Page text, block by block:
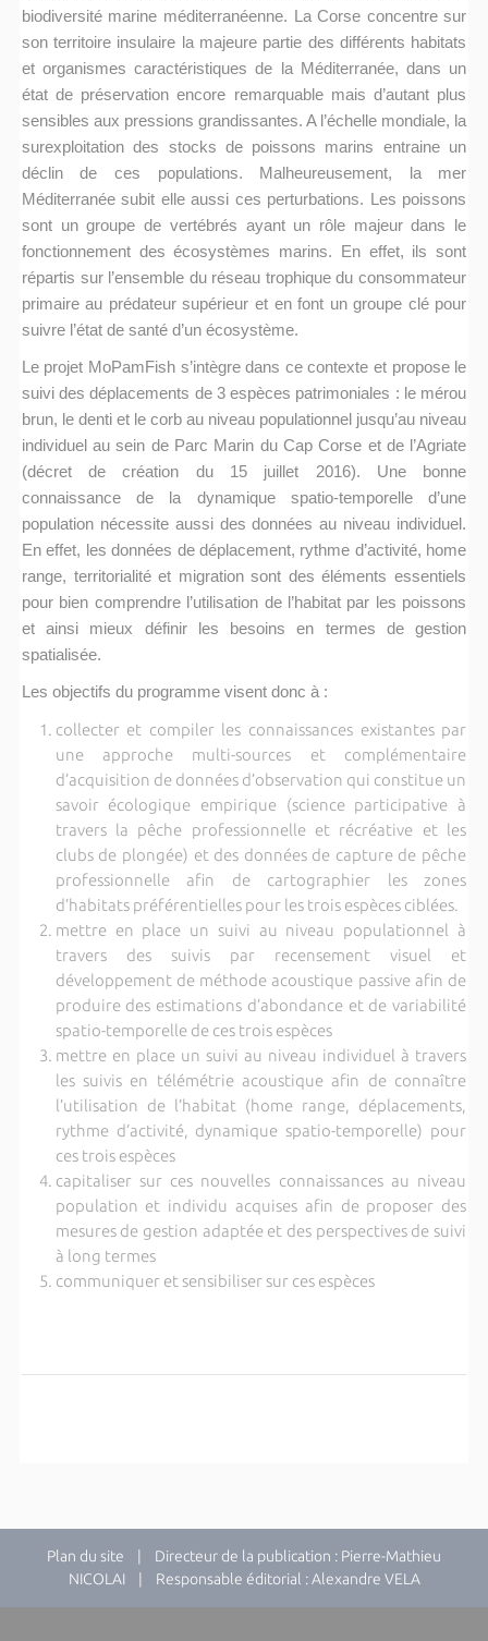
biodiversité marine méditerranéenne. La Corse concentre sur
son territoire insulaire la majeure partie des différents habitats
et organismes caractéristiques de la Méditerranée, dans un
état de préservation encore remarquable mais d’autant plus
sensibles aux pressions grandissantes. A l’échelle mondiale, la
surexploitation des stocks de poissons marins entraine un
déclin de ces populations. Malheureusement, la mer
Méditerranée subit elle aussi ces perturbations. Les poissons
sont un groupe de vertébrés ayant un rôle majeur dans le
fonctionnement des écosystèmes marins. En effet, ils sont
répartis sur l’ensemble du réseau trophique du consommateur
primaire au prédateur supérieur et en font un groupe clé pour
suivre l’état de santé d’un écosystème.
Le projet MoPamFish s’intègre dans ce contexte et propose le
suivi des déplacements de 3 espèces patrimoniales : le mérou
brun, le denti et le corb au niveau populationnel jusqu’au niveau
individuel au sein de Parc Marin du Cap Corse et de l’Agriate
(décret de création du 15 juillet 2016). Une bonne
connaissance de la dynamique spatio-temporelle d’une
population nécessite aussi des données au niveau individuel.
En effet, les données de déplacement, rythme d’activité, home
range, territorialité et migration sont des éléments essentiels
pour bien comprendre l’utilisation de l’habitat par les poissons
et ainsi mieux définir les besoins en termes de gestion
spatialisée.
Les objectifs du programme visent donc à :
collecter et compiler les connaissances existantes par
une approche multi-sources et complémentaire
d’acquisition de données d’observation qui constitue un
savoir écologique empirique (science participative à
travers la pêche professionnelle et récréative et les
clubs de plongée) et des données de capture de pêche
professionnelle afin de cartographier les zones
d’habitats préférentielles pour les trois espèces ciblées.
mettre en place un suivi au niveau populationnel à
travers des suivis par recensement visuel et
développement de méthode acoustique passive afin de
produire des estimations d’abondance et de variabilité
spatio-temporelle de ces trois espèces
mettre en place un suivi au niveau individuel à travers
les suivis en télémétrie acoustique afin de connaître
l’utilisation de l’habitat (home range, déplacements,
rythme d’activité, dynamique spatio-temporelle) pour
ces trois espèces
capitaliser sur ces nouvelles connaissances au niveau
population et individu acquises afin de proposer des
mesures de gestion adaptée et des perspectives de suivi
à long termes
communiquer et sensibiliser sur ces espèces
Plan du site | Directeur de la publication : Pierre-Mathieu
NICOLAI | Responsable éditorial : Alexandre VELA